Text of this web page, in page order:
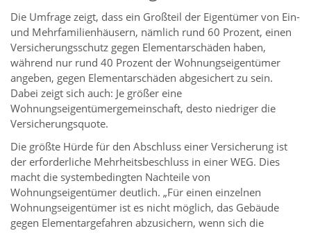
Die Umfrage zeigt, dass ein Großteil der Eigentümer von Ein-
und Mehrfamilienhäusern, nämlich rund 60 Prozent, einen
Versicherungsschutz gegen Elementarschäden haben,
während nur rund 40 Prozent der Wohnungseigentümer
angeben, gegen Elementarschäden abgesichert zu sein.
Dabei zeigt sich auch: Je größer eine
Wohnungseigentümergemeinschaft, desto niedriger die
Versicherungsquote.
Die größte Hürde für den Abschluss einer Versicherung ist
der erforderliche Mehrheitsbeschluss in einer WEG. Dies
macht die systembedingten Nachteile von
Wohnungseigentümer deutlich. „Für einen einzelnen
Wohnungseigentümer ist es nicht möglich, das Gebäude
gegen Elementargefahren abzusichern, wenn sich die